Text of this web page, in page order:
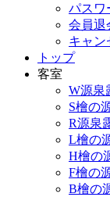
パスワ
会員退
キャン
トップ
客室
W源泉
S檜の
R源泉
L檜の
H檜の
F檜の
B檜の